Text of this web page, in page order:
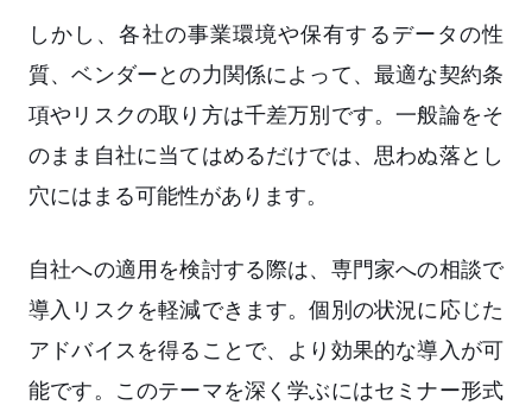
しかし、各社の事業環境や保有するデータの性
質、ベンダーとの力関係によって、最適な契約条
項やリスクの取り方は千差万別です。一般論をそ
のまま自社に当てはめるだけでは、思わぬ落とし
穴にはまる可能性があります。
自社への適用を検討する際は、専門家への相談で
導入リスクを軽減できます。個別の状況に応じた
アドバイスを得ることで、より効果的な導入が可
能です。このテーマを深く学ぶにはセミナー形式